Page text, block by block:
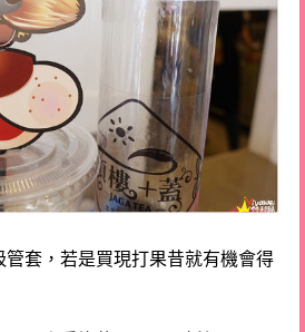
套，若是買現打果昔就有機會得